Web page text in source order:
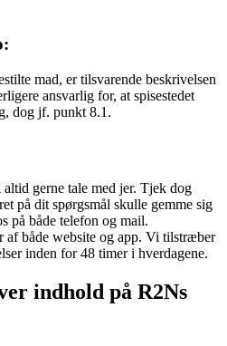
mad, er tilsvarende beskrivelsen
ansvarlig for, at spisestedet
dog jf. punkt 8.1.
gerne tale med jer. Tjek dog
på dit spørgsmål skulle gemme sig
på både telefon og mail.
af både website og app. Vi tilstræber
inden for 48 timer i hverdagene.
indhold på R2Ns